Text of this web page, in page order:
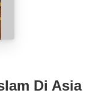
Di Asia